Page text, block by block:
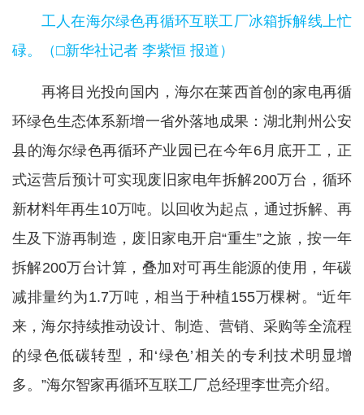
工人在海尔绿色再循环互联工厂冰箱拆解线上忙
碌。（□新华社记者 李紫恒 报道）
再将目光投向国内，海尔在莱西首创的家电再循
环绿色生态体系新增一省外落地成果：湖北荆州公安
县的海尔绿色再循环产业园已在今年6月底开工，正
式运营后预计可实现废旧家电年拆解200万台，循环
新材料年再生10万吨。以回收为起点，通过拆解、再
生及下游再制造，废旧家电开启“重生”之旅，按一年
拆解200万台计算，叠加对可再生能源的使用，年碳
减排量约为1.7万吨，相当于种植155万棵树。“近年
来，海尔持续推动设计、制造、营销、采购等全流程
的绿色低碳转型，和‘绿色’相关的专利技术明显增
多。”海尔智家再循环互联工厂总经理李世亮介绍。